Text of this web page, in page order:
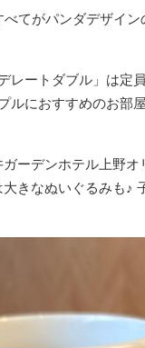
てがパンダデザイ
レートダブル」は定
ルにおすすめのお部
ーデンホテル上野
きなぬいぐるみも♪